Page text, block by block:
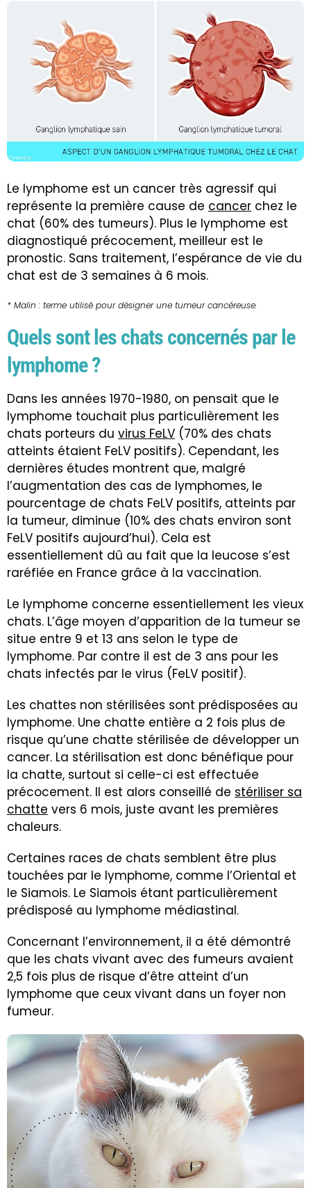
Le lymphome est un cancer très agressif qui
représente la première cause de cancer chez le
chat (60% des tumeurs). Plus le lymphome est
diagnostiqué précocement, meilleur est le
pronostic. Sans traitement, l’espérance de vie du
chat est de 3 semaines à 6 mois.
* Malin : terme utilisé pour désigner une tumeur cancéreuse.
Quels sont les chats concernés par le
lymphome ?
Dans les années 1970-1980, on pensait que le
lymphome touchait plus particulièrement les
chats porteurs du virus FeLV (70% des chats
atteints étaient FeLV positifs). Cependant, les
dernières études montrent que, malgré
l’augmentation des cas de lymphomes, le
pourcentage de chats FeLV positifs, atteints par
la tumeur, diminue (10% des chats environ sont
FeLV positifs aujourd’hui). Cela est
essentiellement dû au fait que la leucose s’est
raréfiée en France grâce à la vaccination.
Le lymphome concerne essentiellement les vieux
chats. L’âge moyen d’apparition de la tumeur se
situe entre 9 et 13 ans selon le type de
lymphome. Par contre il est de 3 ans pour les
chats infectés par le virus (FeLV positif).
Les chattes non stérilisées sont prédisposées au
lymphome. Une chatte entière a 2 fois plus de
risque qu’une chatte stérilisée de développer un
cancer. La stérilisation est donc bénéfique pour
la chatte, surtout si celle-ci est effectuée
précocement. Il est alors conseillé de stériliser sa
chatte vers 6 mois, juste avant les premières
chaleurs.
Certaines races de chats semblent être plus
touchées par le lymphome, comme l’Oriental et
le Siamois. Le Siamois étant particulièrement
prédisposé au lymphome médiastinal.
Concernant l’environnement, il a été démontré
que les chats vivant avec des fumeurs avaient
2,5 fois plus de risque d’être atteint d’un
lymphome que ceux vivant dans un foyer non
fumeur.